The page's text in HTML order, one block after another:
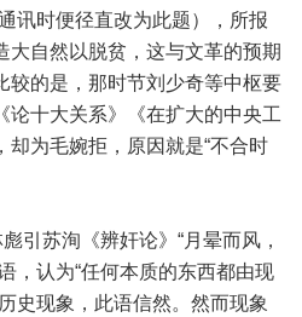
讯时便径直改为此题），所报
大自然以脱贫，这与文革的预期
较的是，那时节刘少奇等中枢要
论十大关系》《在扩大的中央工
却为毛婉拒，原因就是“不合时
苏洵《辨奸论》“月晕而风，
，认为“任何本质的东西都由现
史现象，此语信然。然而现象